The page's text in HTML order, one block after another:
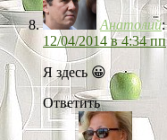
Анатолий:
12/04/2014 в 4:34 пп
Я здесь 😀
Ответить